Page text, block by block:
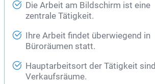
Die Arbeit am Bildschirm ist eine
zentrale Tätigkeit.
Ihre Arbeit findet überwiegend in
Büroräumen statt.
Hauptarbeitsort der Tätigkeit sind
Verkaufsräume.